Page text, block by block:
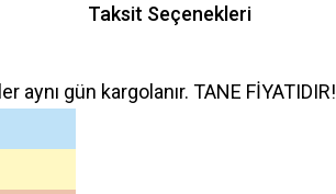
Taksit Seçenekleri
gün kargolanır. TANE FİYATIDIR!